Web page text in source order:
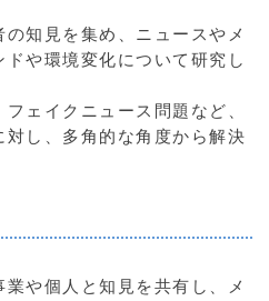
知見を集め、ニュースやメ
や環境変化について研究し
ェイクニュース問題など、
し、多角的な角度から解決
や個人と知見を共有し、メ